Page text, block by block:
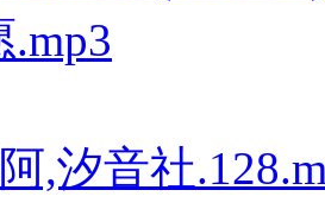
.mp3
,汐音社